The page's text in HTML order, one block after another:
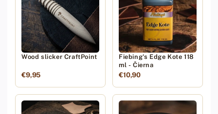
Wood slicker CraftPoint
€9,95
Fiebing's Edge Kote 118
ml - Čierna
€10,90